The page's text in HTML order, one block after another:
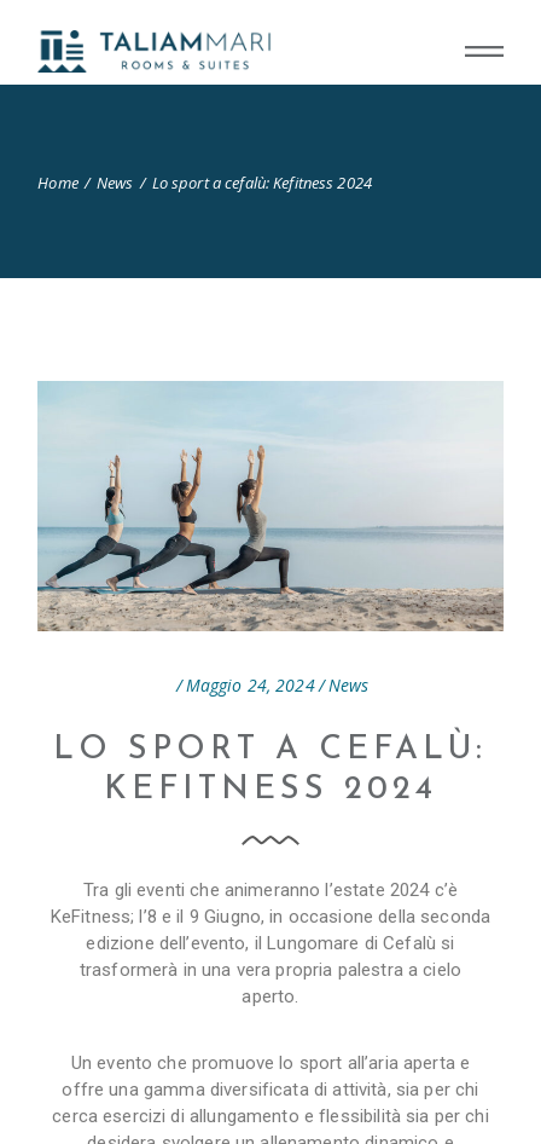
Home News Lo sport a cefalù: Kefitness 2024
Maggio 24, 2024 News
LO SPORT A CEFALÙ:
KEFITNESS 2024
Tra gli eventi che animeranno l’estate 2024 c’è
KeFitness; l’8 e il 9 Giugno, in occasione della seconda
edizione dell’evento, il Lungomare di Cefalù si
trasformerà in una vera propria palestra a cielo
aperto.
Un evento che promuove lo sport all’aria aperta e
offre una gamma diversificata di attività, sia per chi
cerca esercizi di allungamento e flessibilità sia per chi